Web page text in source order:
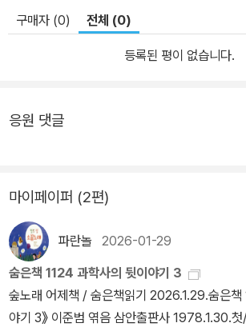
구매자 (0) 전체 (0)
등록된 평이 없습니다.
응원 댓글
마이페이퍼 (2편)
파란놀 2026-01-29
숨은책 1124 과학사의 뒷이야기 3
숲노래 어제책 / 숨은책읽기 2026.1.29.숨은책
야기 3》 이준범 엮음 삼안출판사 1978.1.30.